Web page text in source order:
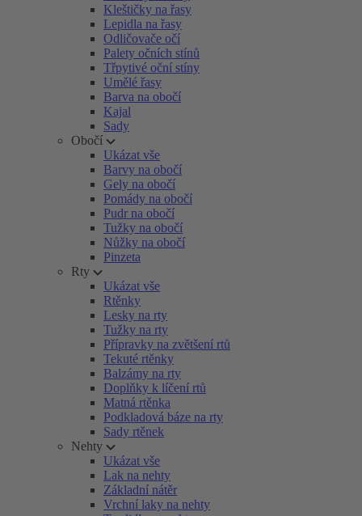
Kleštičky na řasy
Lepidla na řasy
Odličovače očí
Palety očních stínů
Třpytivé oční stíny
Umělé řasy
Barva na obočí
Kajal
Sady
Obočí
Ukázat vše
Barvy na obočí
Gely na obočí
Pomády na obočí
Pudr na obočí
Tužky na obočí
Nůžky na obočí
Pinzeta
Rty
Ukázat vše
Rtěnky
Lesky na rty
Tužky na rty
Přípravky na zvětšení rtů
Tekuté rtěnky
Balzámy na rty
Doplňky k líčení rtů
Matná rtěnka
Podkladová báze na rty
Sady rtěnek
Nehty
Ukázat vše
Lak na nehty
Základní nátěr
Vrchní laky na nehty